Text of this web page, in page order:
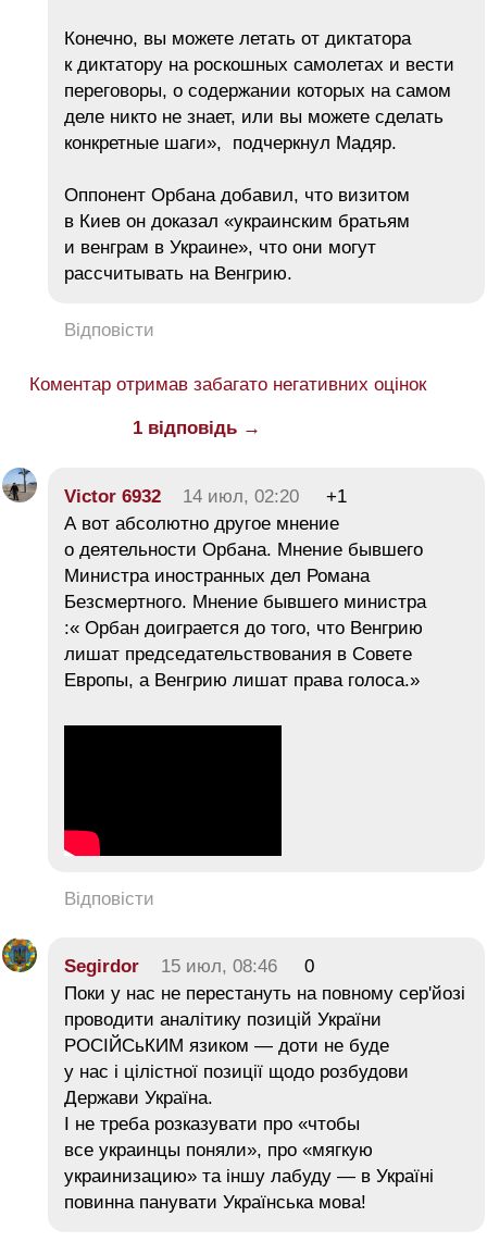
Конечно, вы можете летать от диктатора
к диктатору на роскошных самолетах и вести
переговоры, о содержании которых на самом
деле никто не знает, или вы можете сделать
конкретные шаги», подчеркнул Мадяр.
Оппонент Орбана добавил, что визитом
в Киев он доказал «украинским братьям
и венграм в Украине», что они могут
рассчитывать на Венгрию.
Відповісти
Коментар отримав забагато негативних оцінок
1 відповідь →
Victor 6932 14 июл, 02:20
+1
А вот абсолютно другое мнение
о деятельности Орбана. Мнение бывшего
Министра иностранных дел Романа
Безсмертного. Мнение бывшего министра
:« Орбан доиграется до того, что Венгрию
лишат председательствования в Совете
Европы, а Венгрию лишат права голоса.»
Відповісти
Segirdor 15 июл, 08:46
0
Поки у нас не перестануть на повному сер'йозі
проводити аналітику позицій України
РОСІЙСьКИМ язиком — доти не буде
у нас і цілістної позиції щодо розбудови
Держави Україна.
І не треба розказувати про «чтобы
все украинцы поняли», про «мягкую
украинизацию» та іншу лабуду — в Україні
повинна панувати Українська мова!